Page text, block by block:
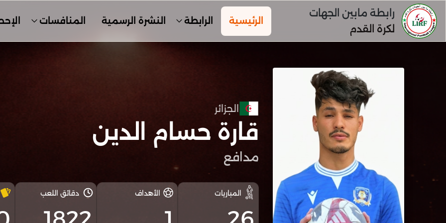
رابطة مابين الجهات
لكرة القدم
الرئيسية الرابطة النشرة الرسمية المنافسات
الجزائر
قارة حسام الدين
مدافع
المباريات الأهداف دقائق اللعب